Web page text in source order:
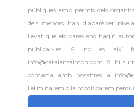
públiques amb permís dels
dels menors han d'aparèixer
llevat que els pares ens hagin
publicar-les. Si no és així
info@catalansalmon.com. Si hi
contacta amb nosaltres a
l'eliminarem o la modificarem